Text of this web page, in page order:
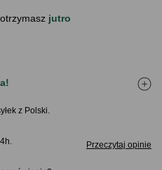
jutro
z Polski.
Przeczytaj opinie